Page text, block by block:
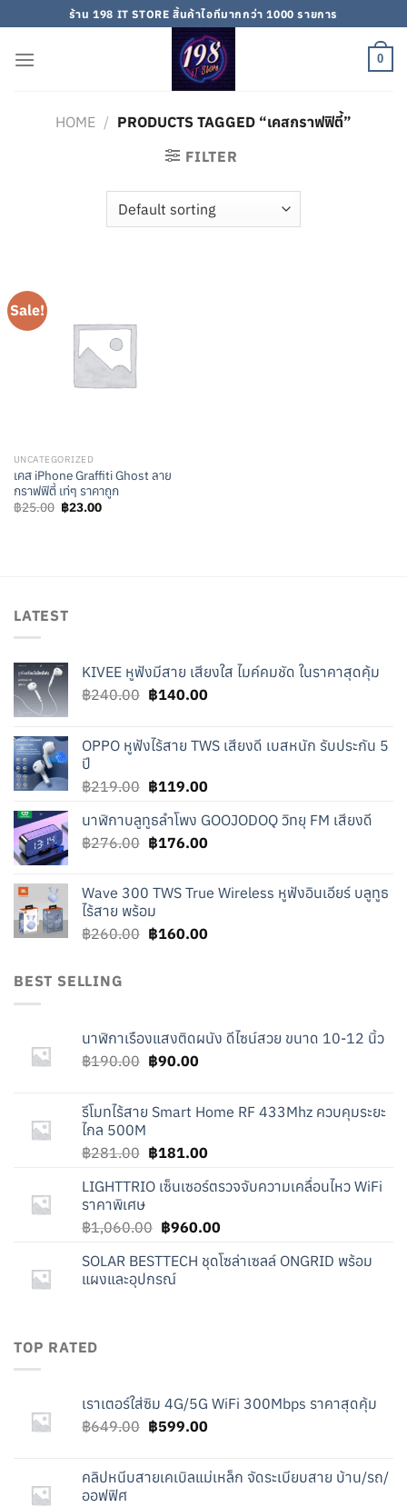
to
content
ร้าน 198 IT STORE สิ้นค้าไอทีมากกว่า 1000 รายการ
0
HOME / PRODUCTS TAGGED “เคสกราฟฟิตี้”
FILTER
Sale!
UNCATEGORIZED
เคส iPhone Graffiti Ghost ลาย
กราฟฟิตี้ เท่ๆ ราคาถูก
฿25.00 Original
price
฿23.00Current
LATEST
KIVEE หูฟังมีสาย เสียงใส ไมค์คมชัด ในราคาสุดคุ้ม
฿240.00 Original
฿240.00.
฿140.00Current
฿140.00.
OPPO หูฟังไร้สาย TWS เสียงดี เบสหนัก รับประกัน 5
ปี
฿219.00 Original
was:
฿219.00.
฿119.00Current
is:
฿119.00.
นาฬิกาบลูทูธลำโพง GOOJODOQ วิทยุ FM เสียงดี
฿276.00 Original
฿276.00.
฿176.00Current
฿176.00.
Wave 300 TWS True Wireless หูฟังอินเอียร์ บลูทูธ
ไร้สาย พร้อม
฿260.00 Original
฿160.00Current
BEST SELLING
นาฬิกาเรืองแสงติดผนัง ดีไซน์สวย ขนาด 10-12 นิ้ว
฿190.00 Original
฿190.00.
฿90.00Current
฿90.00.
รีโมทไร้สาย Smart Home RF 433Mhz ควบคุมระยะ
ไกล 500M
฿281.00 Original
was:
฿181.00Current
is:
LIGHTTRIO เซ็นเซอร์ตรวจจับความเคลื่อนไหว WiFi
ราคาพิเศษ
฿1,060.00 Original
was:
฿1,060.00.
฿960.00Current
is:
SOLAR BESTTECH ชุดโซล่าเซลล์ ONGRID พร้อม
แผงและอุปกรณ์
TOP RATED
เราเตอร์ใส่ซิม 4G/5G WiFi 300Mbps ราคาสุดคุ้ม
฿649.00 Original
฿649.00.
฿599.00Current
฿599.00.
คลิปหนีบสายเคเบิลแม่เหล็ก จัดระเบียบสาย บ้าน/รถ/
ออฟฟิศ